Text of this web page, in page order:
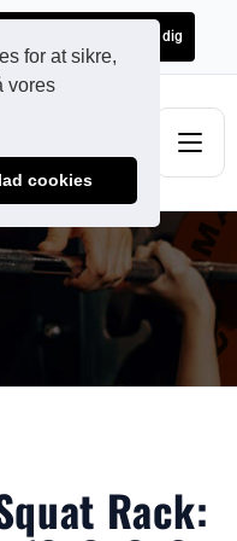
for at sikre,
vores
cookies
tilbud skræddersyet til dig
Rack: